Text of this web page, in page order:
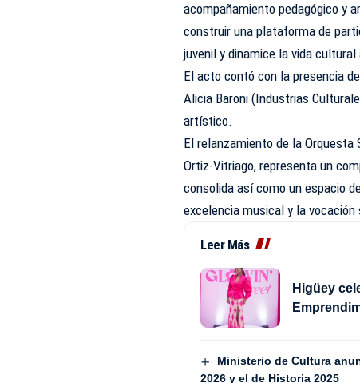
acompañamiento pedagógico y
construir una plataforma de
juvenil y dinamice la vida cultural
El acto contó con la presencia
Alicia Baroni (Industrias
artístico.
El relanzamiento de la Orquesta
Ortiz-Vitriago, representa un
consolida así como un espacio
excelencia musical y la vocación
Leer Más
Higüey
Ministerio de Cultura
2026 y el de Historia 2025